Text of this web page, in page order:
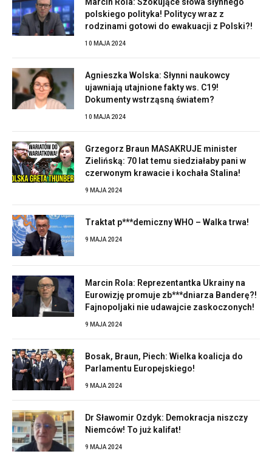
polskiego polityka! Politycy wraz z
rodzinami gotowi do ewakuacji z Polski?!
10 MAJA 2024
Agnieszka Wolska: Słynni naukowcy
ujawniają utajnione fakty ws. C19!
Dokumenty wstrząsną światem?
10 MAJA 2024
Grzegorz Braun MASAKRUJE minister
Zielińską: 70 lat temu siedziałaby pani w
czerwonym krawacie i kochała Stalina!
9 MAJA 2024
Traktat p***demiczny WHO – Walka trwa!
9 MAJA 2024
Marcin Rola: Reprezentantka Ukrainy na
Eurowizję promuje zb***dniarza Banderę?!
Fajnopoljaki nie udawajcie zaskoczonych!
9 MAJA 2024
Bosak, Braun, Piech: Wielka koalicja do
Parlamentu Europejskiego!
9 MAJA 2024
Dr Sławomir Ozdyk: Demokracja niszczy
Niemców! To już kalifat!
9 MAJA 2024